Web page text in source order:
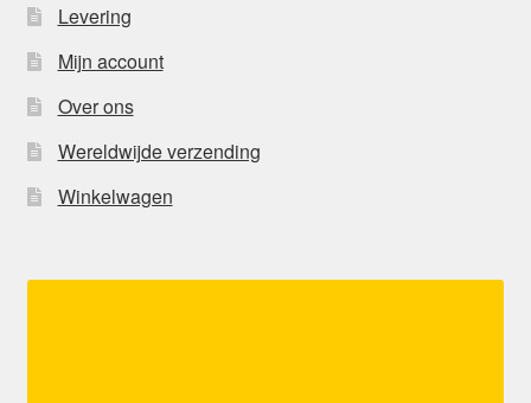
Levering
Mijn account
Over ons
Wereldwijde verzending
Winkelwagen